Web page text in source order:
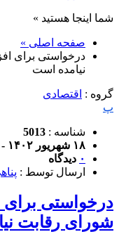
شما اینجا هستید »
صفحه اصلی »
درخواستی برای
نیامده است
گروه : اقتصادی
پ
شناسه : 5013
۱۸ شهریور ۱۴۰۲ - ۱۹:۵۲
۰ دیدگاه
ارسال توسط :
درخواستی
شورای رقابت